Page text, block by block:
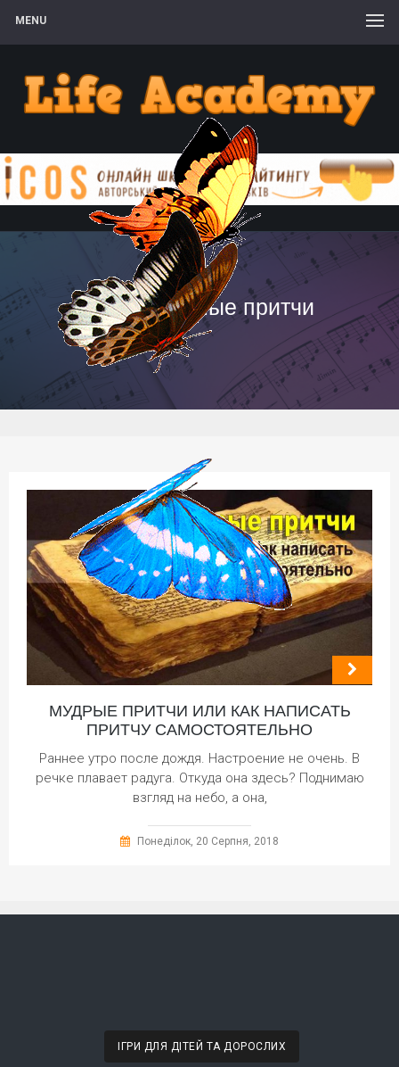
MENU
православные притчи
МУДРЫЕ ПРИТЧИ ИЛИ КАК НАПИСАТЬ
ПРИТЧУ САМОСТОЯТЕЛЬНО
Раннее утро после дождя. Настроение не очень. В
речке плавает радуга. Откуда она здесь? Поднимаю
взгляд на небо, а она,
Понеділок, 20 Серпня, 2018
ІГРИ ДЛЯ ДІТЕЙ ТА ДОРОСЛИХ